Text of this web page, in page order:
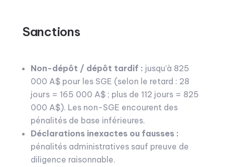
Sanctions
Non-dépôt / dépôt tardif : jusqu’à 825
000 A$ pour les SGE (selon le retard : 28
jours = 165 000 A$ ; plus de 112 jours = 825
000 A$). Les non-SGE encourent des
pénalités de base inférieures.
Déclarations inexactes ou fausses :
pénalités administratives sauf preuve de
diligence raisonnable.